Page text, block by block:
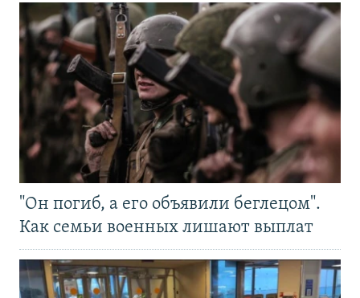
"Он погиб, а его объявили беглецом".
Как семьи военных лишают выплат